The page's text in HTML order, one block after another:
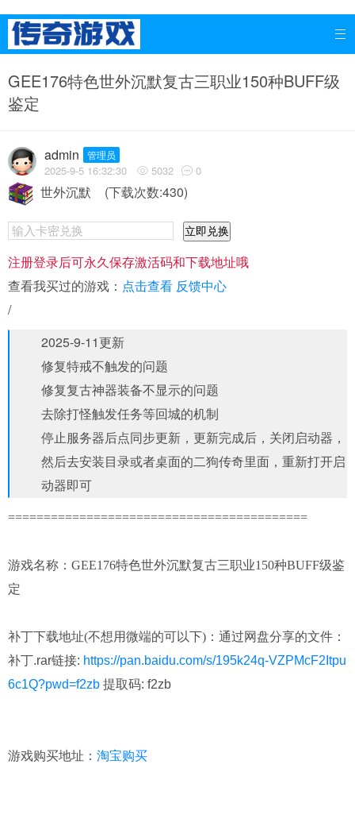

GEE176特色世外沉默复古三职业150种BUFF级
鉴定
admin 管理员
2025-9-5 16:32:30  5032  0
世外沉默 (下载次数:430)
立即兑换
注册登录后可永久保存激活码和下载地址哦
查看我买过的游戏： 点击查看 反馈中心
/
2025-9-11更新
修复特戒不触发的问题
修复复古神器装备不显示的问题
去除打怪触发任务等回城的机制
停止服务器后点同步更新，更新完成后，关闭启动器，
然后去安装目录或者桌面的二狗传奇里面，重新打开启
动器即可
==========================================
游戏名称：GEE176特色世外沉默复古三职业150种BUFF级鉴
定
补丁下载地址(不想用微端的可以下)： 通过网盘分享的文件：
补丁.rar链接: https://pan.baidu.com/s/195k24q-VZPMcF2Itpu
6c1Q?pwd=f2zb 提取码: f2zb
游戏购买地址： 淘宝购买